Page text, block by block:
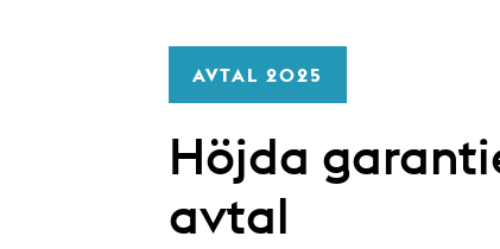
AVTAL 2025
Höjda
avtal